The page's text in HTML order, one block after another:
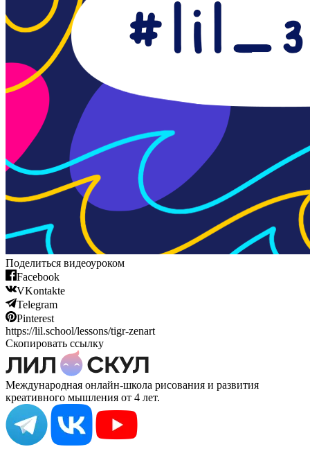
Поделиться видеоуроком
Facebook
VKontakte
Telegram
Pinterest
https://lil.school/lessons/tigr-zenart
Скопировать ссылку
Международная онлайн-школа рисования и развития
креативного мышления от 4 лет.